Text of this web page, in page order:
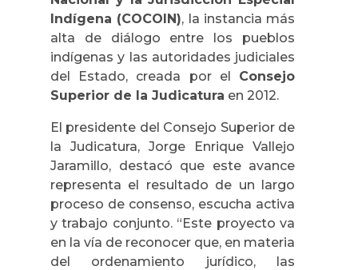
Indígena (COCOIN), la instancia más
alta de diálogo entre los pueblos
indígenas y las autoridades judiciales
del Estado, creada por el Consejo
Superior de la Judicatura en 2012.
El presidente del Consejo Superior de
la Judicatura, Jorge Enrique Vallejo
Jaramillo, destacó que este avance
representa el resultado de un largo
proceso de consenso, escucha activa
y trabajo conjunto. “Este proyecto va
en la vía de reconocer que, en materia
del ordenamiento jurídico, las